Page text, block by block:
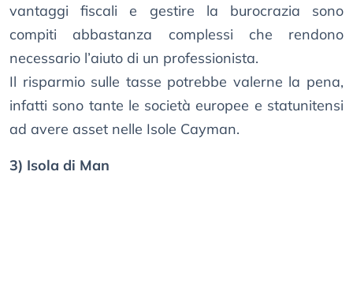
vantaggi fiscali e gestire la burocrazia sono
compiti abbastanza complessi che rendono
necessario l’aiuto di un professionista.
Il risparmio sulle tasse potrebbe valerne la pena,
infatti sono tante le società europee e statunitensi
ad avere asset nelle Isole Cayman.
3) Isola di Man